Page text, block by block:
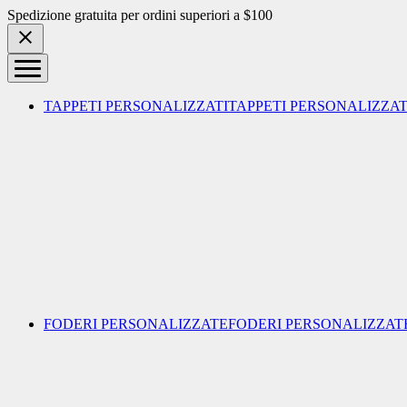
Skip to content
Spedizione gratuita per ordini superiori a $100
TAPPETI PERSONALIZZATITAPPETI
FODERI PERSONALIZZATEFODERI